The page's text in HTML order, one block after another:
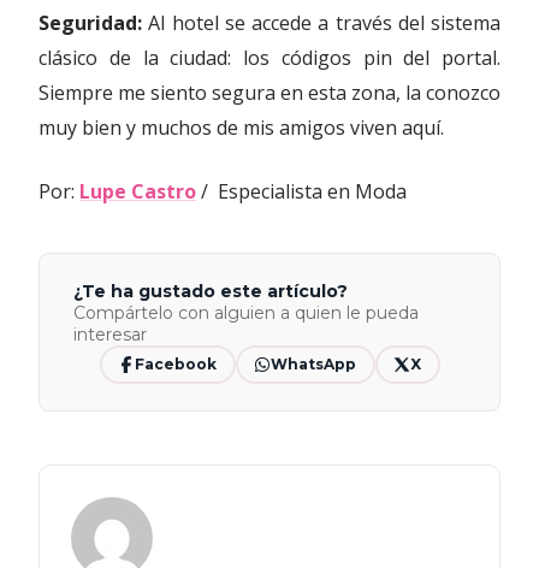
Seguridad: Al hotel se accede a través del sistema
clásico de la ciudad: los códigos pin del portal.
Siempre me siento segura en esta zona, la conozco
muy bien y muchos de mis amigos viven aquí.
Por: Lupe Castro/ Especialista en Moda
¿Te ha gustado este artículo?
Compártelo con alguien a quien le pueda
interesar
Facebook WhatsApp X